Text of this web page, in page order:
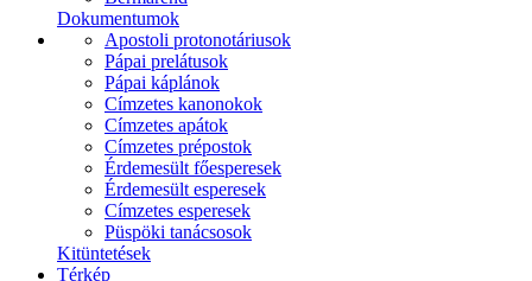
Dokumentumok
Apostoli protonotáriusok
Pápai prelátusok
Pápai káplánok
Címzetes kanonokok
Címzetes apátok
Címzetes prépostok
Érdemesült főesperesek
Érdemesült esperesek
Címzetes esperesek
Püspöki tanácsosok
Kitüntetések
Térkép